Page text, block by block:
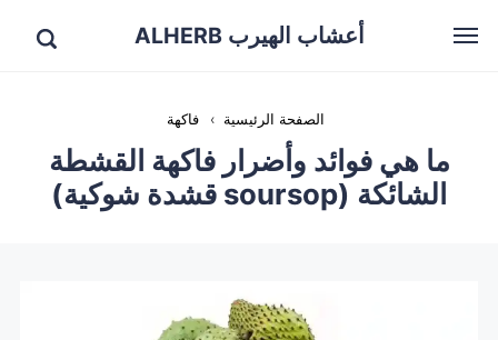
أعشاب الهيرب ALHERB
الصفحة الرئيسية › فاكهة
ما هي فوائد وأضرار فاكهة القشطة
الشائكة (soursop قشدة شوكية)